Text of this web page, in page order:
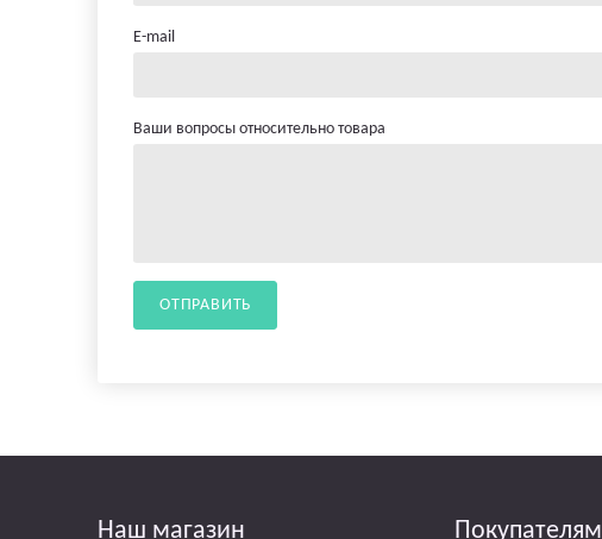
E-mail
Ваши вопросы относительно товара
ОТПРАВИТЬ
Наш магазин Покупателям